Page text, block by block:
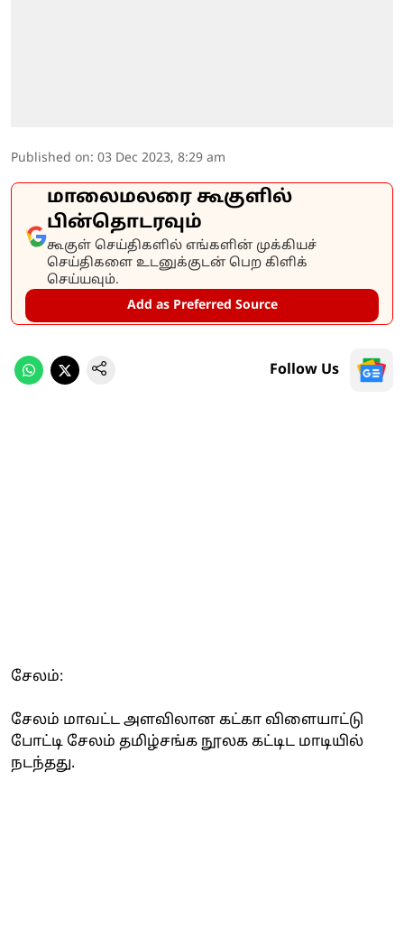
Published on: 03 Dec 2023, 8:29 am
மாலைமலரை கூகுளில்
பின்தொடரவும்
கூகுள் செய்திகளில் எங்களின் முக்கியச்
செய்திகளை உடனுக்குடன் பெற கிளிக்
செய்யவும்.
Add as Preferred Source
Follow Us
சேலம்:
சேலம் மாவட்ட அளவிலான கட்கா விளையாட்டு
போட்டி சேலம் தமிழ்சங்க நூலக கட்டிட மாடியில்
நடந்தது.